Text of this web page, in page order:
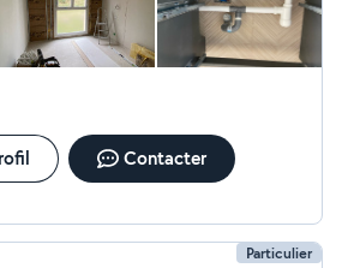
Contacter
Particulier